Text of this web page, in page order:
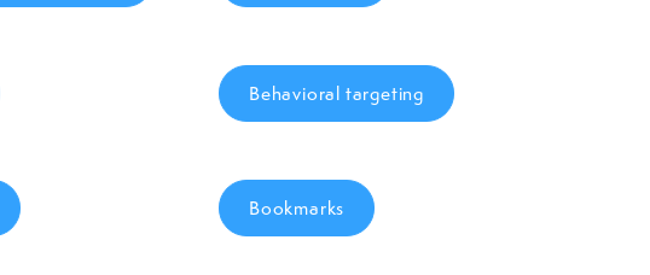
Behavioral targeting
Bookmarks